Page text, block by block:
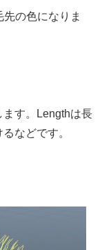
の色になりま
す。Lengthは長
などです。